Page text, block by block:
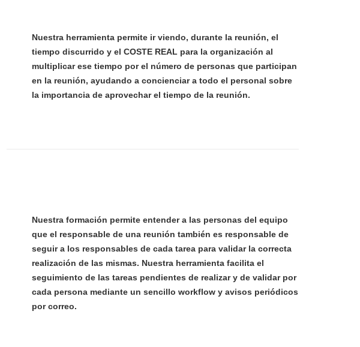
Nuestra herramienta permite ir viendo, durante la reunión, el
tiempo discurrido y el COSTE REAL para la organización al
multiplicar ese tiempo por el número de personas que participan
en la reunión, ayudando a concienciar a todo el personal sobre
la importancia de aprovechar el tiempo de la reunión.
Nuestra formación permite entender a las personas del equipo
que el responsable de una reunión también es responsable de
seguir a los responsables de cada tarea para validar la correcta
realización de las mismas. Nuestra herramienta facilita el
seguimiento de las tareas pendientes de realizar y de validar por
cada persona mediante un sencillo workflow y avisos periódicos
por correo.